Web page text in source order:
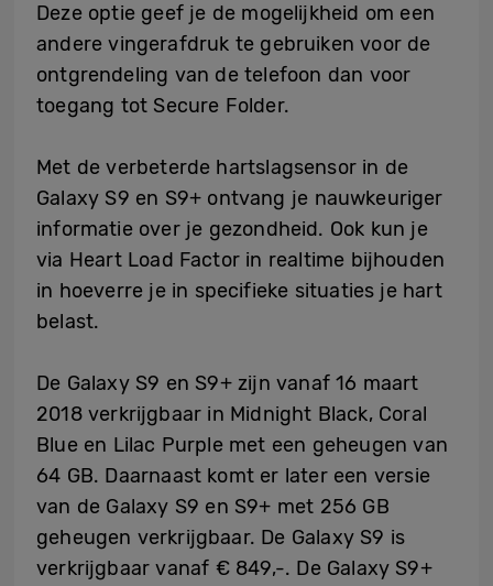
Deze optie geef je de mogelijkheid om een
andere vingerafdruk te gebruiken voor de
ontgrendeling van de telefoon dan voor
toegang tot Secure Folder.
Met de verbeterde hartslagsensor in de
Galaxy S9 en S9+ ontvang je nauwkeuriger
informatie over je gezondheid. Ook kun je
via Heart Load Factor in realtime bijhouden
in hoeverre je in specifieke situaties je hart
belast.
De Galaxy S9 en S9+ zijn vanaf 16 maart
2018 verkrijgbaar in Midnight Black, Coral
Blue en Lilac Purple met een geheugen van
64 GB. Daarnaast komt er later een versie
van de Galaxy S9 en S9+ met 256 GB
geheugen verkrijgbaar. De Galaxy S9 is
verkrijgbaar vanaf € 849,-. De Galaxy S9+